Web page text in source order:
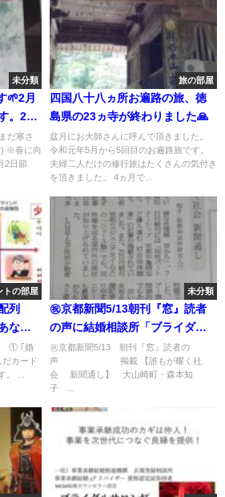
未分類
🌱2月
。2月
だ寒さ
) ※春に向
2日節
旅の部屋
四国八十八ヵ所お遍路の旅、徳
島県の23ヵ寺が終わりました🙏
盆月にお大師さんに呼んで頂きました。
令和元年5月から5回目のお遍路旅です。
夫婦二人だけの修行旅はたくさんの気付き
を頂きました。 4ヵ月で...
トの部屋
列
なた
① ｢婚
カード
。 ...
未分類
㊗️京都新聞5/13朝刊『窓』読者
の声に結婚相談所「ブライダル
サロン灯」の森本知子が掲載さ
れました‼️
㊗️京都新聞5/13 朝刊『窓』読者の
声 掲載 【誰もが耀く社
会 新聞通し】 大山崎町・森本知
子 ...